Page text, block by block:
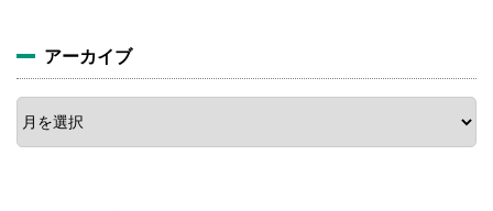
アーカイブ
ア
ー
カ